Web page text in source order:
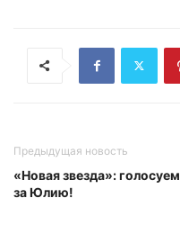
Предыдущая новость
«Новая звезда»: голосуем
за Юлию!